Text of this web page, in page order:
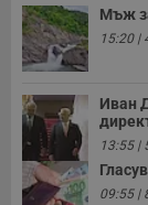
Мъж
15:20 |
Иван
13:55 |
09:55 |